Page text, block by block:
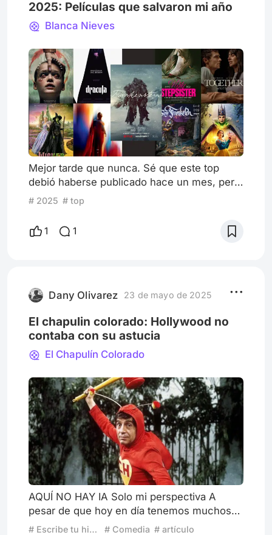
2025: Películas que salvaron mi año
Blanca Nieves
Mejor tarde que nunca. Sé que este top
debió haberse publicado hace un mes, pero
las celebraciones navideñas se atravesaron
en el camino y apenas tuve tiempo de
respirar. Aun así, no quería perder la
oportunidad de compartirlo, sobre todo
donde un combo de palomitas cuesta casi
# 2025 # top
1 1
Dany Olivarez 23 de mayo de 2025
El chapulin colorado: Hollywood no
contaba con su astucia
El Chapulín Colorado
AQUÍ NO HAY IA Solo mi perspectiva A
pesar de que hoy en día tenemos muchos
héroes tanto del universo marvel, dc o de
# Escribe tu historia: Superhéroes retirados # Comedia # artículo